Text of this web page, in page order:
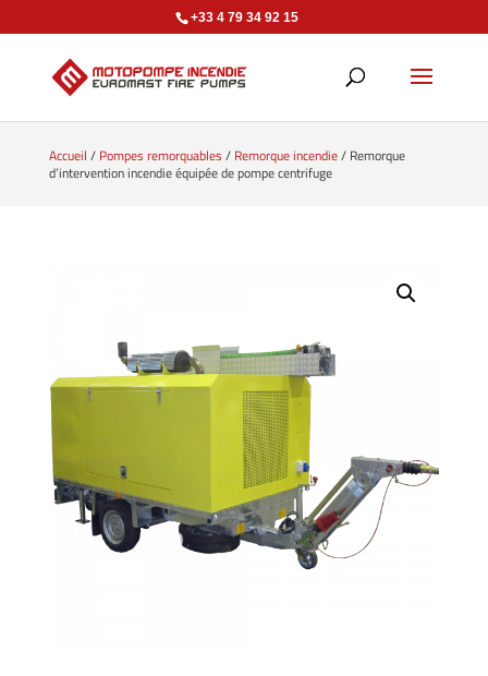
+33 4 79 34 92 15
Accueil / Pompes remorquables / Remorque incendie/ Remorque
d’intervention incendie équipée de pompe centrifuge